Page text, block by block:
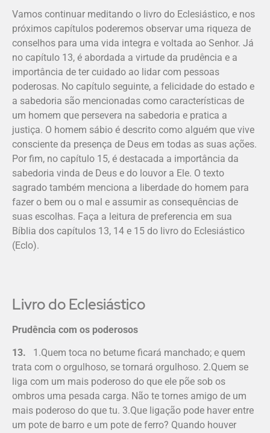
Vamos continuar meditando o livro do Eclesiástico, e nos
próximos capítulos poderemos observar uma riqueza de
conselhos para uma vida integra e voltada ao Senhor. Já
no capítulo 13, é abordada a virtude da prudência e a
importância de ter cuidado ao lidar com pessoas
poderosas. No capítulo seguinte, a felicidade do estado e
a sabedoria são mencionadas como características de
um homem que persevera na sabedoria e pratica a
justiça. O homem sábio é descrito como alguém que vive
consciente da presença de Deus em todas as suas ações.
Por fim, no capítulo 15, é destacada a importância da
sabedoria vinda de Deus e do louvor a Ele. O texto
sagrado também menciona a liberdade do homem para
fazer o bem ou o mal e assumir as consequências de
suas escolhas. Faça a leitura de preferencia em sua
Bíblia dos capítulos 13, 14 e 15 do livro do Eclesiástico
(Eclo).
Livro do Eclesiástico
Prudência com os poderosos
13. 1.Quem toca no betume ficará manchado; e quem
trata com o orgulhoso, se tornará orgulhoso. 2.Quem se
liga com um mais poderoso do que ele põe sob os
ombros uma pesada carga. Não te tornes amigo de um
mais poderoso do que tu. 3.Que ligação pode haver entre
um pote de barro e um pote de ferro? Quando houver